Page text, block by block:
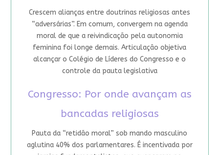
Crescem alianças entre doutrinas religiosas antes
“adversárias”. Em comum, convergem na agenda
moral de que a reivindicação pela autonomia
feminina foi longe demais. Articulação objetiva
alcançar o Colégio de Líderes do Congresso e o
controle da pauta legislativa
Congresso: Por onde avançam as
bancadas religiosas
Pauta da “retidão moral” sob mando masculino
aglutina 40% dos parlamentares. É incentivada por